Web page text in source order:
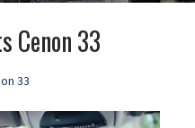
Cenon 33
33